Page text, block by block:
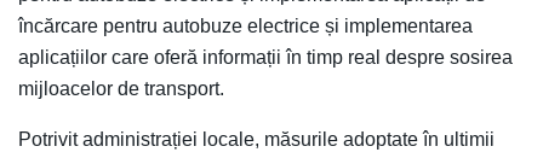
încărcare pentru autobuze electrice și implementarea
aplicațiilor care oferă informații în timp real despre sosirea
mijloacelor de transport.
Potrivit administrației locale, măsurile adoptate în ultimii